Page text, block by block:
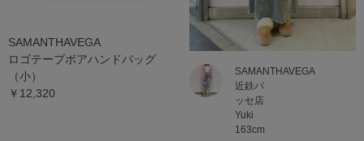
SAMANTHAVEGA
ロゴテープボアハンドバッグ
（小）
￥12,320
SAMANTHAVEGA
近鉄パ
ッセ店
Yuki
163cm